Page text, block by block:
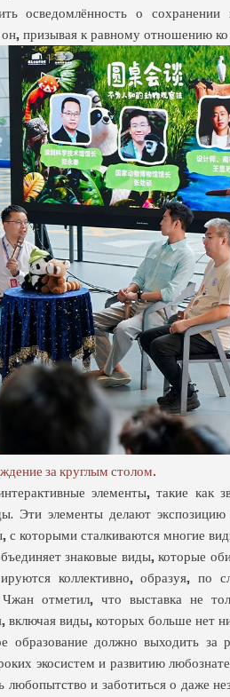
осведомлённость о
призывая к равному отношению
за круглым столом.
элементы, такие как
Эти элементы делают
которыми сталкиваются многие
знаковые виды, которые
коллективно, образуя, по
отметил, что выставка не
включая виды, которых больше нет
должно выходить за
экосистем и развитию
и заботиться о даже